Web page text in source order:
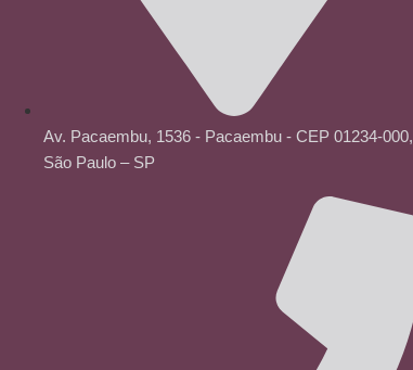
Av. Pacaembu, 1536 - Pacaembu - CEP 01234-000,
São Paulo – SP